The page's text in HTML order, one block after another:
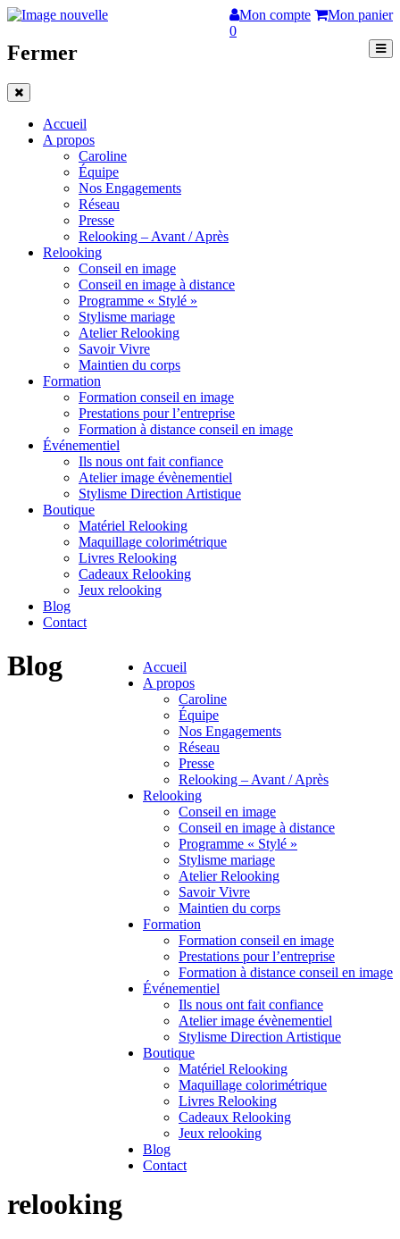
Mon compte
Mon panier
0
Fermer
Accueil
A propos
Caroline
Équipe
Nos Engagements
Réseau
Presse
Relooking – Avant / Après
Relooking
Conseil en image
Conseil en image à distance
Programme « Stylé »
Stylisme mariage
Atelier Relooking
Savoir Vivre
Maintien du corps
Formation
Formation conseil en image
Prestations pour l’entreprise
Formation à distance conseil en image
Événementiel
Ils nous ont fait confiance
Atelier image évènementiel
Stylisme Direction Artistique
Boutique
Matériel Relooking
Maquillage colorimétrique
Livres Relooking
Cadeaux Relooking
Jeux relooking
Blog
Contact
Accueil
A propos
Caroline
Équipe
Nos Engagements
Réseau
Presse
Relooking – Avant / Après
Relooking
Conseil en image
Conseil en image à distance
Programme « Stylé »
Stylisme mariage
Atelier Relooking
Savoir Vivre
Maintien du corps
Formation
Formation conseil en image
Prestations pour l’entreprise
Formation à distance conseil en image
Événementiel
Ils nous ont fait confiance
Atelier image évènementiel
Stylisme Direction Artistique
Boutique
Matériel Relooking
Maquillage colorimétrique
Livres Relooking
Cadeaux Relooking
Jeux relooking
Blog
Contact
Blog
relooking